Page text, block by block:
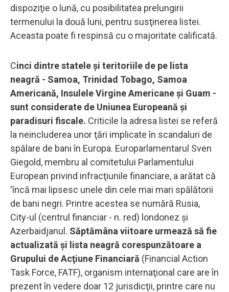
dispoziţie o lună, cu posibilitatea prelungirii
termenului la două luni, pentru susţinerea listei.
Aceasta poate fi respinsă cu o majoritate calificată.
Cinci dintre statele şi teritoriile de pe lista
neagră - Samoa, Trinidad Tobago, Samoa
Americană, Insulele Virgine Americane şi Guam -
sunt considerate de Uniunea Europeană şi
paradisuri fiscale. Criticile la adresa listei se referă
la neincluderea unor ţări implicate în scandaluri de
spălare de bani în Europa. Europarlamentarul Sven
Giegold, membru al comitetului Parlamentului
European privind infracţiunile financiare, a arătat că
'încă mai lipsesc unele din cele mai mari spălătorii
de bani negri. Printre acestea se numără Rusia,
City-ul (centrul financiar - n. red) londonez şi
Azerbaidjanul. Săptămâna viitoare urmează să fie
actualizată şi lista neagră corespunzătoare a
Grupului de Acţiune Financiară (Financial Action
Task Force, FATF), organism internaţional care are în
prezent în vedere doar 12 jurisdicţii, printre care nu